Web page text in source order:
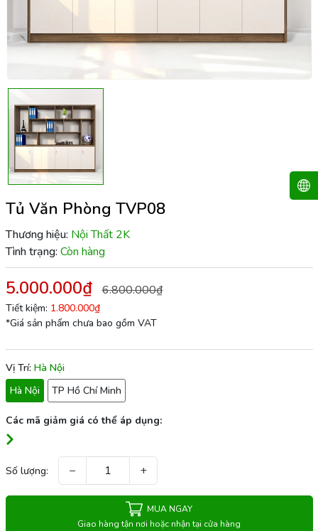
Tủ Văn Phòng TVP08
Thương hiệu: Nội Thất 2K
Tình trạng: Còn hàng
5.000.000₫ 6.800.000₫
Tiết kiệm: 1.800.000₫
*Giá sản phẩm chưa bao gồm VAT
Vị Trí: Hà Nội
Hà Nội
TP Hồ Chí Minh
Các mã giảm giá có thể áp dụng:
Số lượng: − +
MUA NGAY
Giao hàng tận nơi hoặc nhận tại cửa hàng